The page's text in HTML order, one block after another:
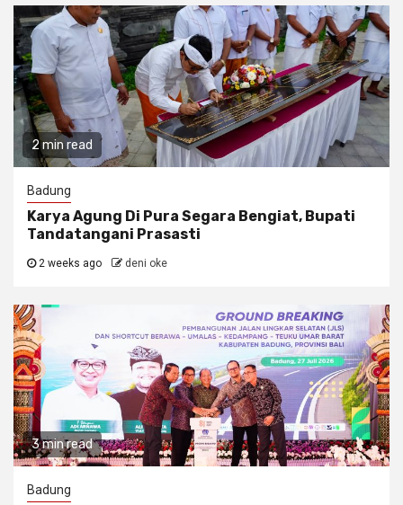
2 min read
Badung
Karya Agung Di Pura Segara Bengiat, Bupati
Tandatangani Prasasti
2 weeks ago deni oke
3 min read
Badung